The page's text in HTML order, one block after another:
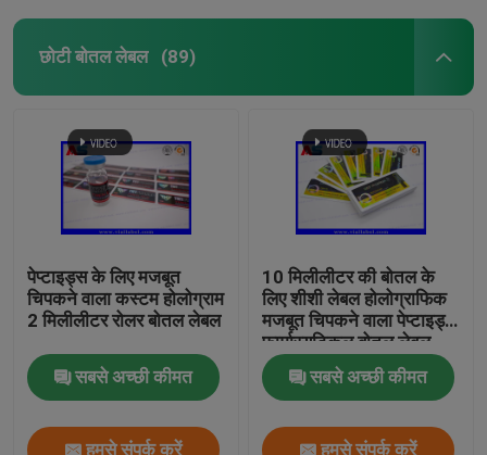
छोटी बोतल लेबल (89)
पेप्टाइड्स के लिए मजबूत
चिपकने वाला कस्टम होलोग्राम
2 मिलीलीटर रोलर बोतल लेबल
सबसे अच्छी कीमत
हमसे संपर्क करें
10 मिलीलीटर की बोतल के
लिए शीशी लेबल होलोग्राफिक
मजबूत चिपकने वाला पेप्टाइड्स
फार्मास्युटिकल बोतल लेबल
25x60 मिमी
सबसे अच्छी कीमत
हमसे संपर्क करें